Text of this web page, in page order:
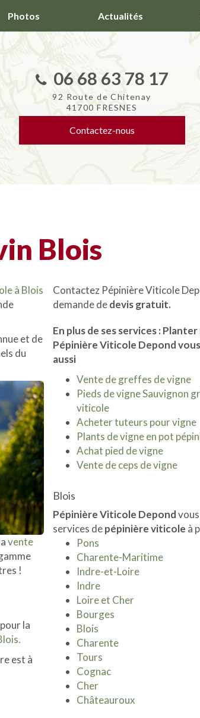
Photos Actualités
06 68 63 78 17
92 Route de Chitenay
41700 FRESNES
Contactez-nous
Blois
à Blois
et de
du
vente
!
la
est à
Contactez Pépinière Viticole
demande dedevis gratuit.
En plus de ses services : Planter
Pépinière Viticole Depond
aussi
Vente de greffes de vigne
Pieds de vigne Sauvignon
viticole
Acheter tuteurs pour vigne
Plants de vigne en pot
Achat pied de vigne
Vente de ceps de vigne
Blois
Pépinière Viticole Depond
services depépinière viticole à
Pons
Charente-Maritime
Indre-et-Loire
Indre
Loire et Cher
Bourges
Blois
Charente
Tours
Cognac
Cher
Châteauroux